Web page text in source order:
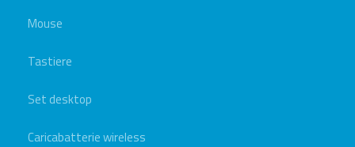
Mouse
Tastiere
Set desktop
Caricabatterie wireless